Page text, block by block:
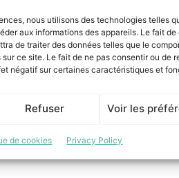
nous utilisons des technologies telles
aux informations des appareils. Le fait de
de traiter des données telles que le
ce site. Le fait de ne pas consentir ou de
négatif sur certaines caractéristiques et
Refuser Voir les
de cookies Privacy Policy
intégrer de nouveaux talents